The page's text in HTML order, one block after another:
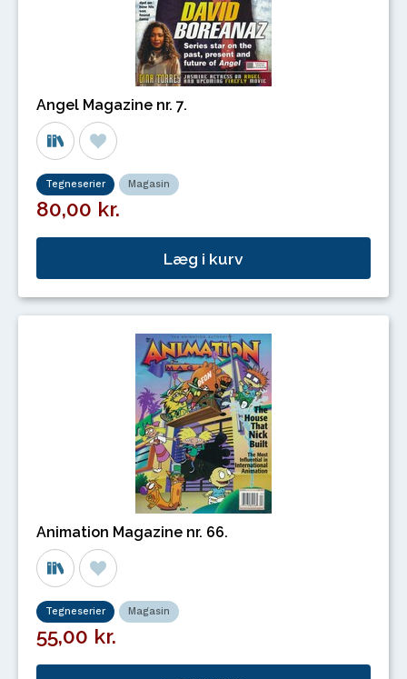
Angel Magazine nr. 7.
Tegneserier Magasin
80,00 kr.
Læg i kurv
Animation Magazine nr. 66.
Tegneserier Magasin
55,00 kr.